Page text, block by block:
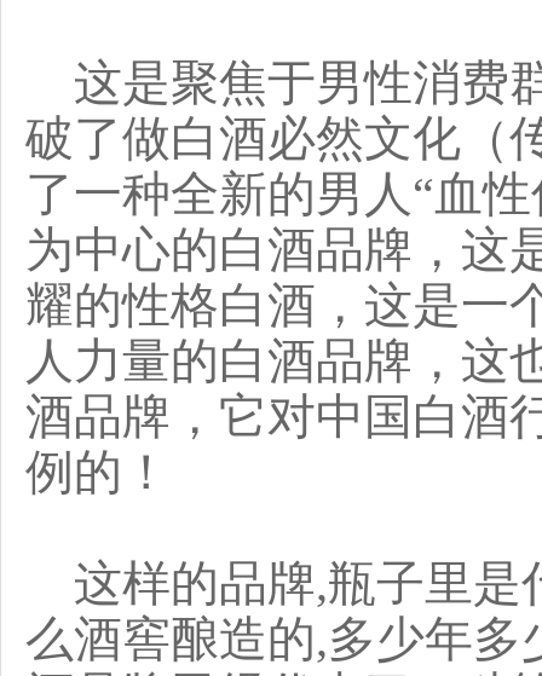
这是聚焦于男性消费
破了做白酒必然文化（
了一种全新的男人“血
为中心的白酒品牌，这
耀的性格白酒，这是一
人力量的白酒品牌，这
酒品牌，它对中国白酒
例的！
这样的品牌,瓶子里是
么酒窖酿造的,多少年